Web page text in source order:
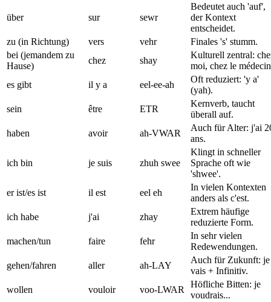
über sur sewr
Bedeutet auch 'auf',
der Kontext
entscheidet.
zu (in Richtung)
vers vehr
Finales 's' stumm.
bei (jemandem zu
Hause)
chez shay
Kulturell zentral:
moi, chez le
es gibt
il y a eel-ee-ah
Oft reduziert: 'y a'
(yah).
sein
être ETR
Kernverb, taucht
überall auf.
haben
avoir ah-VWAR
Auch für Alter: j'ai
ans.
ich bin je suis zhuh swee
Klingt in schneller
Sprache oft wie
'shwee'.
er ist/es ist
il est eel eh
In vielen Kontexten
anders als c'est.
ich habe
j'ai zhay
Extrem häufige
reduzierte Form.
machen/tun
faire fehr
In sehr vielen
Redewendungen.
gehen/fahren
aller ah-LAY
Auch für Zukunft: je
vais + Infinitiv.
wollen
vouloir voo-LWAR
Höfliche Bitten: je
voudrais...